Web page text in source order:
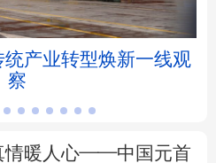
福建 江西
统产业转型焕新一线观
察
情暖人心——中国元首